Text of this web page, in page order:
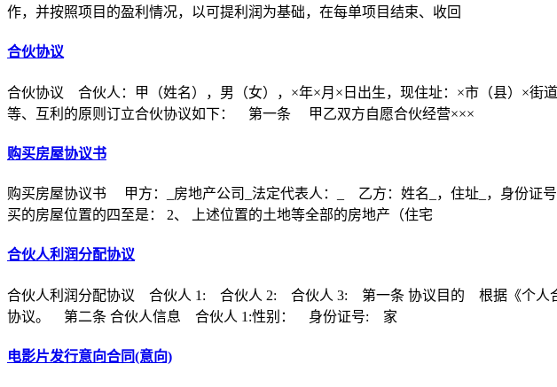
作，并按照项目的盈利情况，以可提利润为基础，在每单项目结束、收回
合伙协议
合伙协议 合伙人：甲（姓名），男（女），×年×月×日出生，现住址：×市（县）×
等、互利的原则订立合伙协议如下： 第一条 甲乙双方自愿合伙经营×××
购买房屋协议书
购买房屋协议书 甲方：_房地产公司_法定代表人：_ 乙方：姓名_，住址_，身份证
买的房屋位置的四至是： 2、 上述位置的土地等全部的房地产（住宅
合伙人利润分配协议
合伙人利润分配协议 合伙人 1: 合伙人 2: 合伙人 3: 第一条 协议目的 根据《个人合
协议。 第二条 合伙人信息 合伙人 1:性别： 身份证号: 家
电影片发行意向合同(意向)